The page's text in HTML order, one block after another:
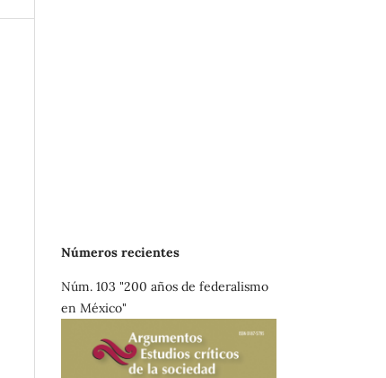
Números recientes
Núm. 103 "200 años de federalismo
en México"